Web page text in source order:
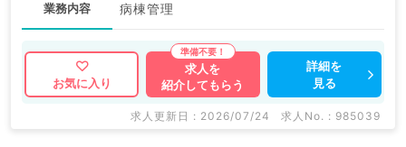
業務内容 病棟管理
お気に入り
求人を
紹介してもらう
詳細を
見る
求人更新日 : 2026/07/24 求人No. : 985039